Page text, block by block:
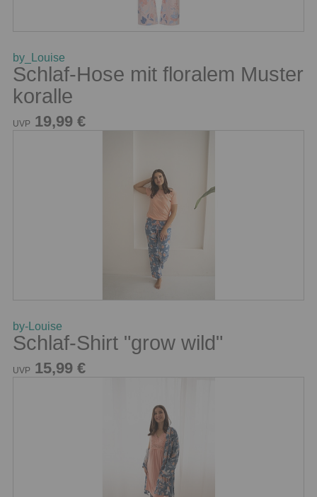
by_Louise
Schlaf-Hose mit floralem Muster
koralle
UVP 19,99 €
by-Louise
Schlaf-Shirt "grow wild"
UVP 15,99 €